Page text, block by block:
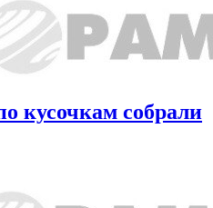
кусочкам собрали